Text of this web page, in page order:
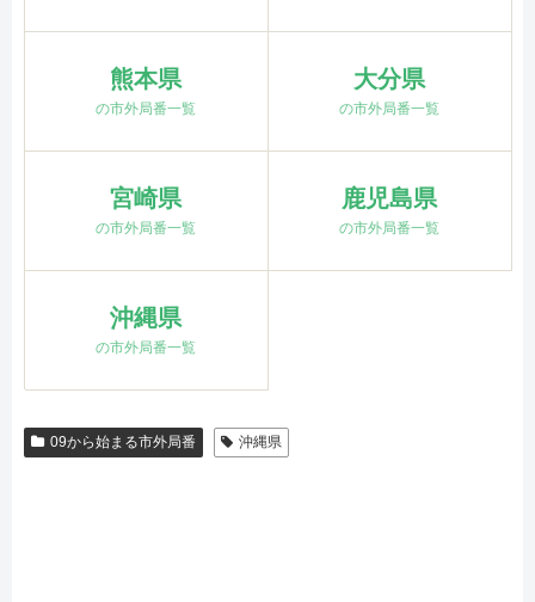
熊本県
の市外局番一覧
大分県
の市外局番一覧
宮崎県
の市外局番一覧
鹿児島県
の市外局番一覧
沖縄県
の市外局番一覧
09から始まる市外局番 沖縄県